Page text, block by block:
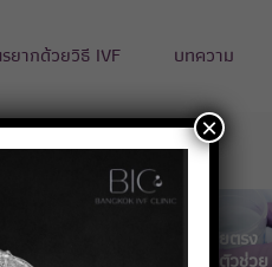
ยากด้วยวิธี IVF บทความ
เทคนิคเก็บอสุจิโดยตรง
PESA /TESE คือตัวช่วย
×